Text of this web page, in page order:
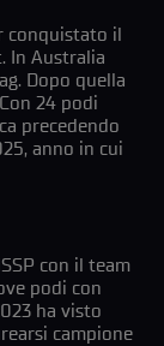
conquistato il
In Australia
Dopo quella
24 podi
precedendo
anno in cui
con il team
podi con
ha visto
campione